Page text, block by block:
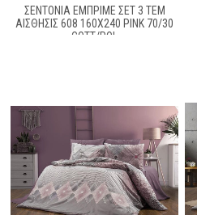
ΣΕΝΤΌΝΙΑ ΕΜΠΡΙΜΈ ΣΕΤ 3 ΤΕΜ
ΑΊΣΘΗΣΙΣ 608 160X240 PINK 70/30
COTT/POL